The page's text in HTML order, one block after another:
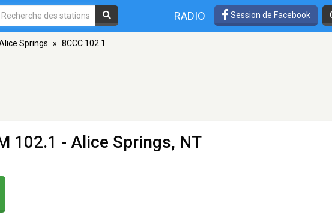
RADIO Session de Facebook
Springs » 8CCC 102.1
102.1 - Alice Springs, NT